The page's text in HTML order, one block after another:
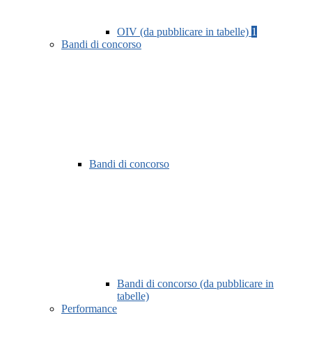
OIV (da pubblicare in tabelle) 1
Bandi di concorso
Bandi di concorso
Bandi di concorso (da pubblicare in
tabelle)
Performance